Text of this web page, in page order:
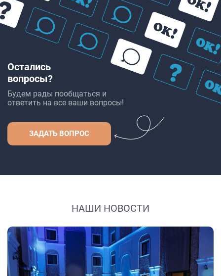
Остались
вопросы?
Будем рады пообщаться и
ответить на все ваши вопросы!
ЗАДАТЬ ВОПРОС
НАШИ НОВОСТИ